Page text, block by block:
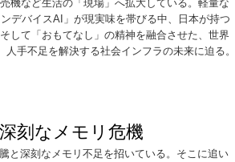
機など生活の「現場」へ拡大している。軽量な
デバイスAI」が現実味を帯びる中、日本が持つ
して「おもてなし」の精神を融合させた、世界
手不足を解決する社会インフラの未来に迫る。
刻なメモリ危機
と深刻なメモリ不足を招いている。そこに追い